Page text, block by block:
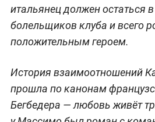
итальянец должен остаться
болельщиков клуба и всего
положительным героем.
История взаимоотношений
прошла по канонам
Бегбедера — любовь живёт